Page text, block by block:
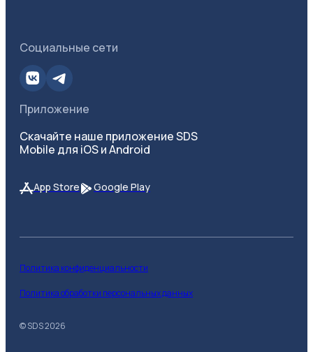
Социальные сети
Приложение
Скачайте наше приложение SDS
Mobile для iOS и Android
App Store Google Play
© SDS2026
Политика конфиденциальности
Политика обработки персональных данных